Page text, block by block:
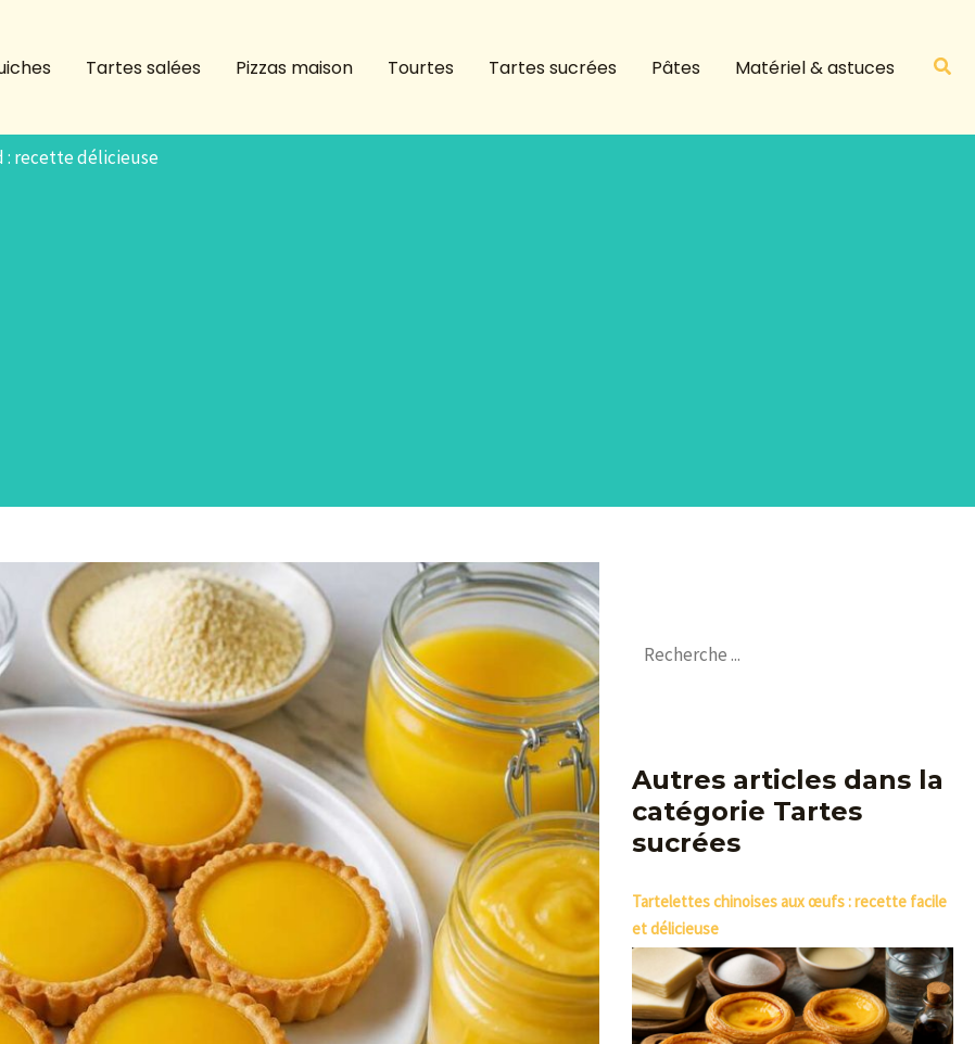
Tartes salées Pizzas maison Tourtes Tartes sucrées Pâtes Matériel & astuces
: recette délicieuse
Autres articles dans la
catégorie Tartes
sucrées
Tartelettes chinoises aux œufs : recette facile
et délicieuse